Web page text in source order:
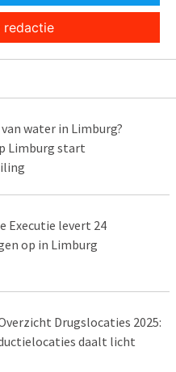
redactie
water in Limburg?
Limburg start
Executie levert 24
op in Limburg
Drugslocaties 2025:
daalt licht